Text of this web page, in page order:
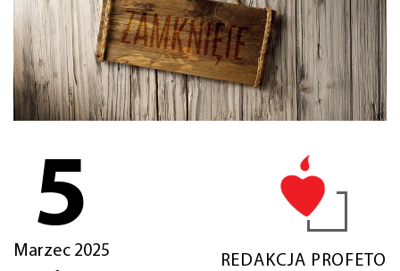
5
Marzec 2025
REDAKCJA PROFETO